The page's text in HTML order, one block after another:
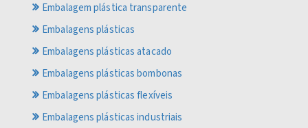
Embalagem plástica transparente
Embalagens plásticas
Embalagens plásticas atacado
Embalagens plásticas bombonas
Embalagens plásticas flexíveis
Embalagens plásticas industriais